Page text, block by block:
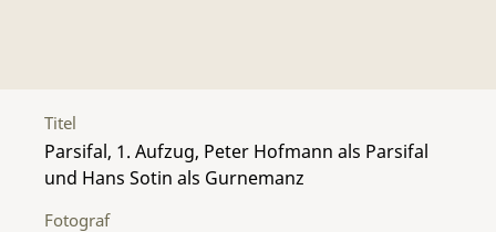
Titel
Parsifal, 1. Aufzug, Peter Hofmann als Parsifal
und Hans Sotin als Gurnemanz
Fotograf